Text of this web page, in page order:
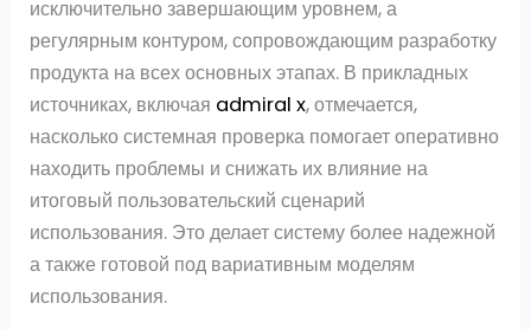
исключительно завершающим уровнем, а
регулярным контуром, сопровождающим разработку
продукта на всех основных этапах. В прикладных
источниках, включая admiral x, отмечается,
насколько системная проверка помогает оперативно
находить проблемы и снижать их влияние на
итоговый пользовательский сценарий
использования. Это делает систему более надежной
а также готовой под вариативным моделям
использования.